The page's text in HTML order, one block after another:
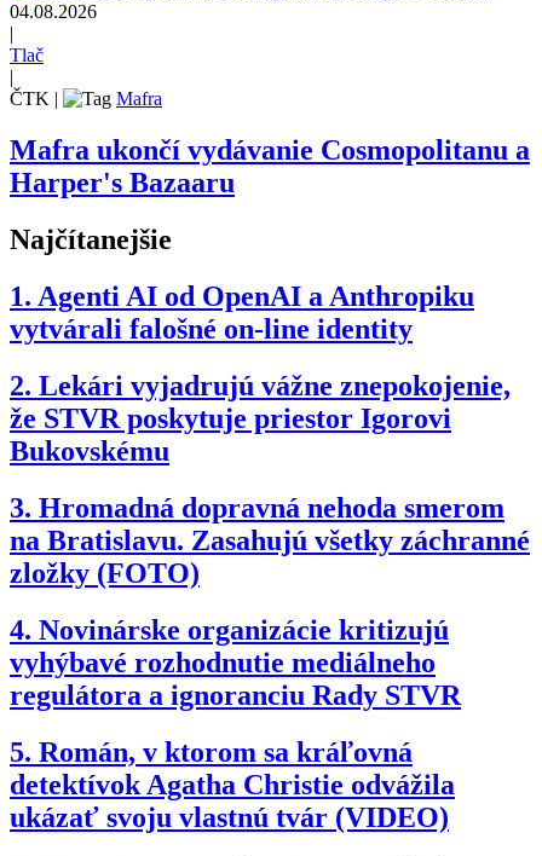
04.08.2026
|
Tlač
|
ČTK | Mafra
Mafra ukončí vydávanie Cosmopolitanu a
Harper's Bazaaru
Najčítanejšie
1. Agenti AI od OpenAI a Anthropiku
vytvárali falošné on-line identity
2. Lekári vyjadrujú vážne znepokojenie,
že STVR poskytuje priestor Igorovi
Bukovskému
3. Hromadná dopravná nehoda smerom
na Bratislavu. Zasahujú všetky záchranné
zložky (FOTO)
4. Novinárske organizácie kritizujú
vyhýbavé rozhodnutie mediálneho
regulátora a ignoranciu Rady STVR
5. Román, v ktorom sa kráľovná
detektívok Agatha Christie odvážila
ukázať svoju vlastnú tvár (VIDEO)